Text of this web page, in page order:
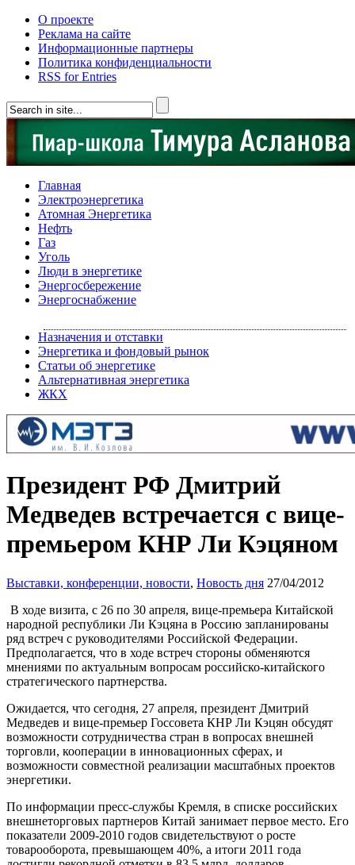
О проекте
Реклама на сайте
Информационные партнеры
Политика конфиденциальности
RSS for Entries
Главная
Электроэнергетика
Атомная Энергетика
Нефть
Газ
Уголь
Люди в энергетике
Энергосбережение
Энергоснабжение
Назначения и отставки
Энергетика и фондовый рынок
Статьи об энергетике
Альтернативная энергетика
ЖКХ
Президент РФ Дмитрий
Медведев встречается с вице-
премьером КНР Ли Кэцяном
Выставки, конференции, новости, Новость дня 27/04/2012
В ходе визита, с 26 по 30 апреля, вице-премьера Китайской
народной республики Ли Кэцяна в Россию запланированы
ряд встреч с руководителями Российской Федерации.
Предполагается, что в ходе встреч стороны обменяются
мнениями по актуальным вопросам российско-китайского
стратегического партнерства.
Ожидается, что сегодня, 27 апреля, президент Дмитрий
Медведев и вице-премьер Госсовета КНР Ли Кэцян обсудят
возможности сотрудничества стран в вопросах внешней
торговли, кооперации в инновационных сферах, и
возможности совместной реализации масштабных проектов
энергетики.
По информации пресс-службы Кремля, в списке российских
внешнеторговых партнеров Китай занимает первое место. Его
показатели 2009-2010 годов свидетельствуют о росте
товарооборота, превышающем 40%, а итоги 2011 года